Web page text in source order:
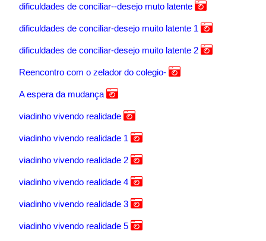
dificuldades de conciliar--desejo muto latente
dificuldades de conciliar-desejo muito latente 1
dificuldades de conciliar-desejo muito latente 2
Reencontro com o zelador do colegio-
A espera da mudança
viadinho vivendo realidade
viadinho vivendo realidade 1
viadinho vivendo realidade 2
viadinho vivendo realidade 4
viadinho vivendo realidade 3
viadinho vivendo realidade 5